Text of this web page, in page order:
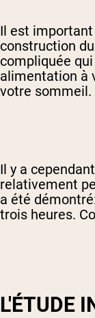
Il est
construction
compliquée
alimentation à
votre sommeil.
Il y a
relativement
a été
trois heures.
L'ÉTUDE